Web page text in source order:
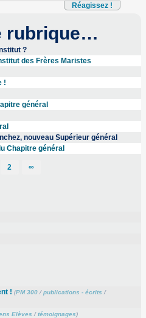
Réagissez !
rubrique…
?
des Frères Maristes
!
général
nouveau Supérieur général
Chapitre général
2 ∞
! (PM 300/publications - écrits /
Elèves /témoignages)